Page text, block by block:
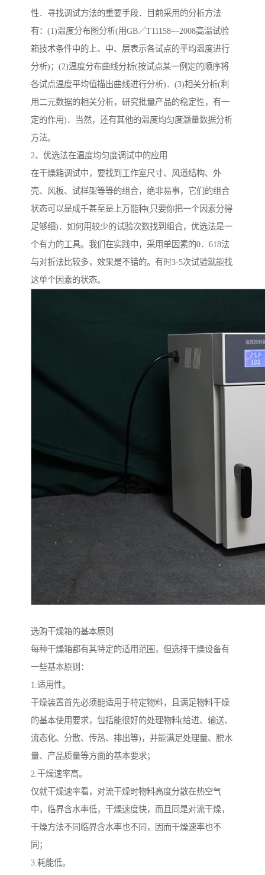
性．寻找调试方法的重要手段．目前采用的分析方法
有：(1)温度分布图分析(用GB／T11158—2008高温试验
箱技术条件中的上、中、层表示各试点的平均温度进行
分析)；(2)温度分布曲线分析(按试点某一例定的顺序将
各试点温度平均值描出曲线进行分析)．(3)相关分析(利
用二元数据的相关分析，研究批量产品的稳定性，有一
定的作用)．当然，还有其他的温度均匀度灏量数据分析
方法。
2、优选法在温度均匀度调试中的应用
在干燥箱调试中，要找到工作室尺寸、风道结构、外
壳、风板、试样架等等的组合，绝非易事，它们的组合
状态可以是成千甚至是上万能种(只要你把一个因素分得
足够细)．如何用较少的试验次数找到组合，优选法是一
个有力的工具。我们在实践中，采用单因素的0．618法
与对折法比较多，效果是不错的。有时3-5次试验就能找
这单个因素的状态。
选购干燥箱的基本原则
每种干燥箱都有其特定的适用范围，但选择干燥设备有
一些基本原则：
1.适用性。
干燥装置首先必须能适用于特定物料，且满足物料干燥
的基本使用要求，包括能很好的处理物料(给进、输送、
流态化、分散、传热、排出等)，并能满足处理量、脱水
量、产品质量等方面的基本要求；
2.干燥速率高。
仅就干燥速率看，对流干燥时物料高度分散在热空气
中，临界含水率低，干燥速度快，而且同是对流干燥，
干燥方法不同临界含水率也不同，因而干燥速率也不
同；
3.耗能低。